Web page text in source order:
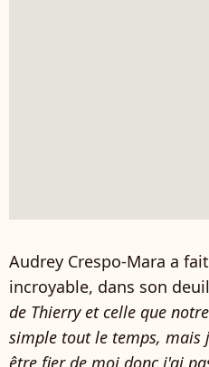
Audrey Crespo-Mara a
incroyable, dans son
de Thierry et celle que
simple tout le temps, mais
être fier de moi donc j'ai